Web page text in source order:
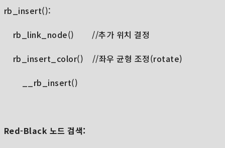
rb_insert():
rb_link_node() //추가 위치 결정
rb_insert_color() //좌우 균형 조정(rotate)
__rb_insert()
Red-Black 노드 검색: